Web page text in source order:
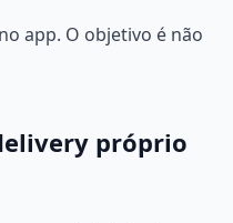
app. O objetivo é não
próprio